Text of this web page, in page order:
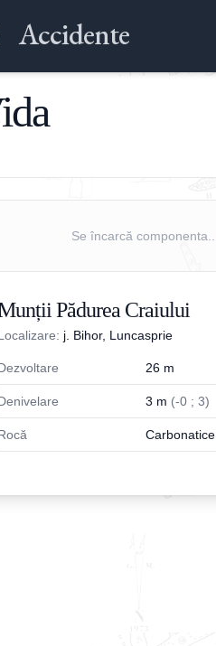
Accidente
Se încarcă componenta...
Pădurea Craiului
j. Bihor, Luncasprie
26 m
3 m (-0 ; 3)
Carbonatice